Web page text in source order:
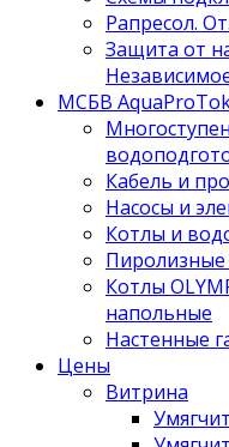
Рапресол.
Защита от
МСБВ
Кабель и
Насосы и
Котлы и
Котлы
напольные
Настенные
Цены
Витрина